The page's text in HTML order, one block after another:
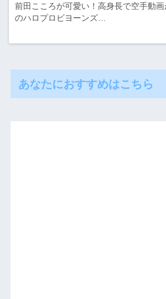
前田こころが可愛い！高身長で空手動画
のハロプロビヨーンズ…
あなたにおすすめはこちら